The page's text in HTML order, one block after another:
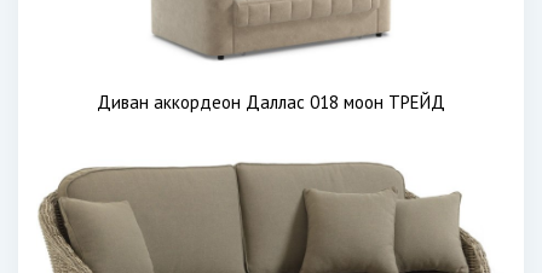
Диван аккордеон Даллас 018 моон ТРЕЙД